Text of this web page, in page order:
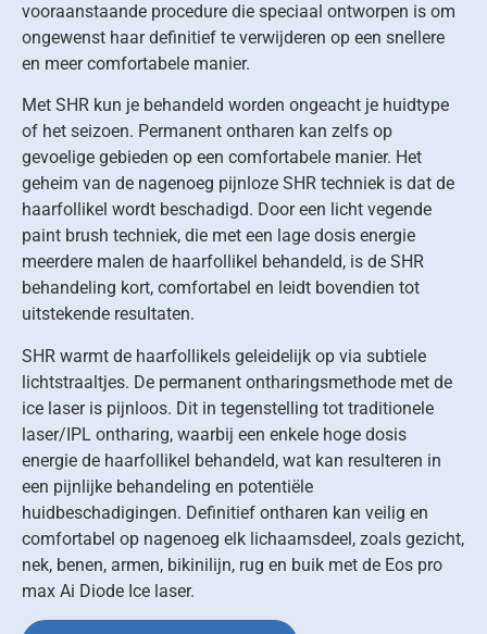
vooraanstaande procedure die speciaal ontworpen is om
ongewenst haar definitief te verwijderen op een snellere
en meer comfortabele manier.
Met SHR kun je behandeld worden ongeacht je huidtype
of het seizoen. Permanent ontharen kan zelfs op
gevoelige gebieden op een comfortabele manier. Het
geheim van de nagenoeg pijnloze SHR techniek is dat de
haarfollikel wordt beschadigd. Door een licht vegende
paint brush techniek, die met een lage dosis energie
meerdere malen de haarfollikel behandeld, is de SHR
behandeling kort, comfortabel en leidt bovendien tot
uitstekende resultaten.
SHR warmt de haarfollikels geleidelijk op via subtiele
lichtstraaltjes. De permanent ontharingsmethode met de
ice laser is pijnloos. Dit in tegenstelling tot traditionele
laser/IPL ontharing, waarbij een enkele hoge dosis
energie de haarfollikel behandeld, wat kan resulteren in
een pijnlijke behandeling en potentiële
huidbeschadigingen. Definitief ontharen kan veilig en
comfortabel op nagenoeg elk lichaamsdeel, zoals gezicht,
nek, benen, armen, bikinilijn, rug en buik met de Eos pro
max Ai Diode Ice laser.